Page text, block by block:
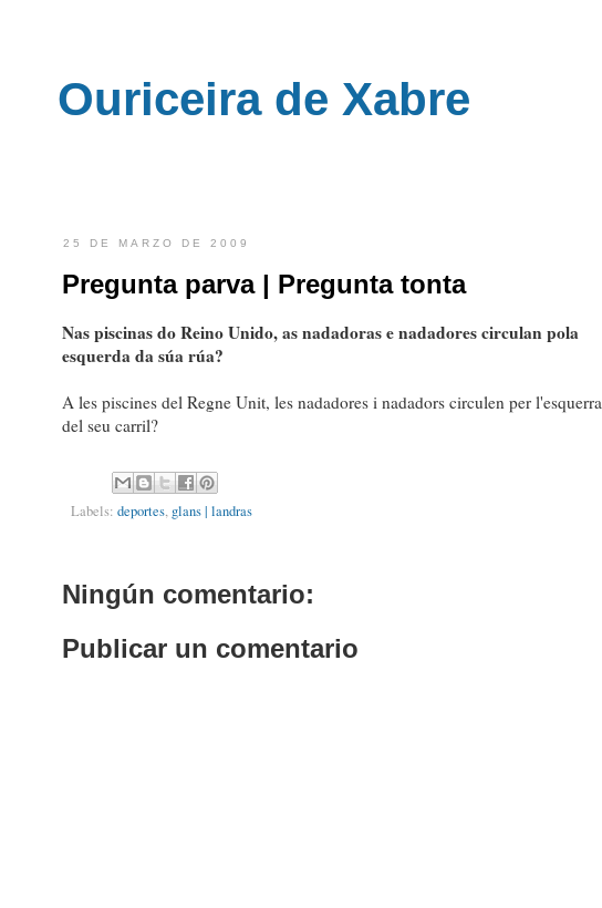
Ouriceira de Xabre
25 DE MARZO DE 2009
Pregunta parva | Pregunta tonta
Nas piscinas do Reino Unido, as nadadoras e nadadores circulan pola
esquerda da súa rúa?
A les piscines del Regne Unit, les nadadores i nadadors circulen per l'esquerra
del seu carril?
Labels: deportes, glans | landras
Ningún comentario:
Publicar un comentario